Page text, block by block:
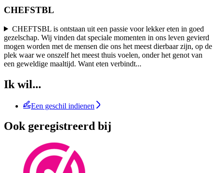
CHEFSTBL
CHEFTSBL is ontstaan uit een passie voor lekker eten in goed
gezelschap. Wij vinden dat speciale momenten in ons leven gevierd
mogen worden met de mensen die ons het meest dierbaar zijn, op de
plek waar we onszelf het meest thuis voelen, onder het genot van
een geweldige maaltijd. Want eten verbindt...
Ik wil...
Een geschil indienen
Ook geregistreerd bij